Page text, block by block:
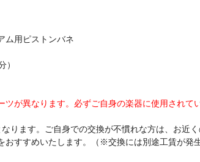
ム用ピストンバネ
）
が異なります。必ずご自身の楽器に使用されて
ります。ご自身での交換が不慣れな方は、お近
おすすめいたします。（※交換には別途工賃が発